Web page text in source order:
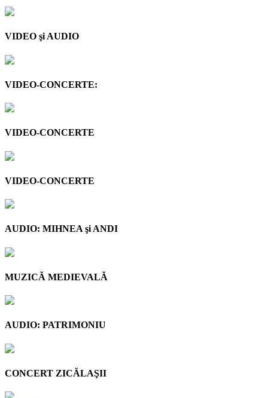
VIDEO şi AUDIO
VIDEO-CONCERTE:
VIDEO-CONCERTE
VIDEO-CONCERTE
AUDIO: MIHNEA şi ANDI
MUZICĂ MEDIEVALĂ
AUDIO: PATRIMONIU
CONCERT ZICĂLAŞII